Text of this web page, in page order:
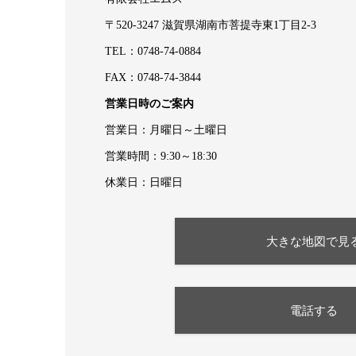
〒520-3247 滋賀県湖南市菩提寺東1丁目2-3
TEL：0748-74-0884
FAX：0748-74-3844
営業日時のご案内
営業日：月曜日～土曜日
営業時間：9:30～18:30
休業日：日曜日
大きな地図で見
電話する